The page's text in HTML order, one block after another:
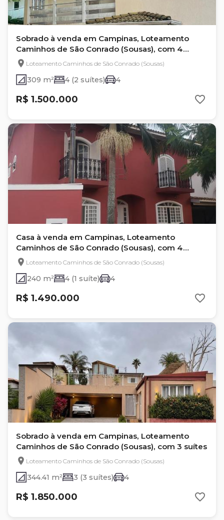
Sobrado à venda em Campinas, Loteamento
Caminhos de São Conrado (Sousas), com 4
quartos, com 309 m²
Loteamento Caminhos de São Conrado (Sousas)
309 m² 4 (2 suítes) 4
R$ 1.500.000
Casa à venda em Campinas, Loteamento
Caminhos de São Conrado (Sousas), com 4
quartos, com 240 m²
Loteamento Caminhos de São Conrado (Sousas)
240 m² 4 (1 suíte) 4
R$ 1.490.000
Sobrado à venda em Campinas, Loteamento
Caminhos de São Conrado (Sousas), com 3 suítes
Loteamento Caminhos de São Conrado (Sousas)
344.41 m² 3 (3 suítes) 4
R$ 1.850.000